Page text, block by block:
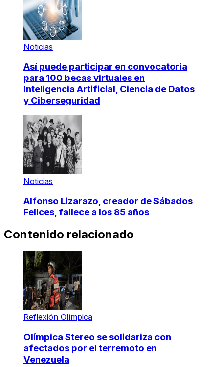
Noticias
Así puede participar en convocatoria
para 100 becas virtuales en
Inteligencia Artificial, Ciencia de Datos
y Ciberseguridad
Noticias
Alfonso Lizarazo, creador de Sábados
Felices, fallece a los 85 años
Contenido relacionado
Reflexión Olímpica
Olímpica Stereo se solidariza con
afectados por el terremoto en
Venezuela